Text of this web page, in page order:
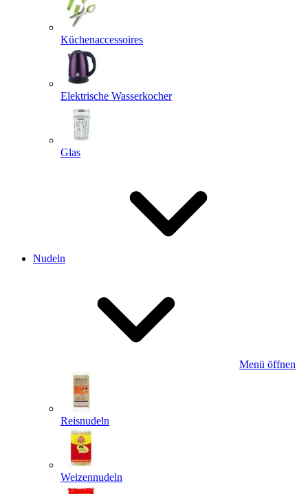
Küchenaccessoires
Elektrische Wasserkocher
Glas
Nudeln
Menü öffnen
Reisnudeln
Weizennudeln